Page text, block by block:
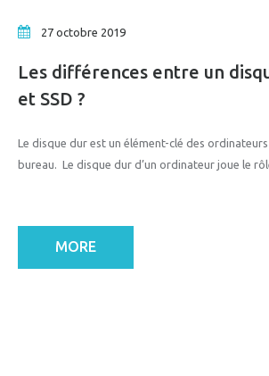
27 octobre 2019
Les différences entre un
et SSD ?
Le disque dur est un élément-clé des
bureau. Le disque dur d’un ordinateur joue le
MORE